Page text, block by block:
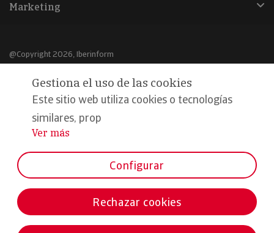
Marketing
@Copyright 2026, Iberinform
Aviso legal
Política de cookies
Declaración de privacidad
Formamos parte de:
Gestiona el uso de las cookies
Este sitio web utiliza cookies o tecnologías
similares, prop
...
Ver más
Configurar
Rechazar cookies